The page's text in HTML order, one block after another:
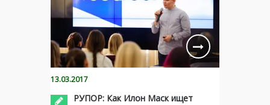
13.03.2017
РУПОР: Как Илон Маск ищет